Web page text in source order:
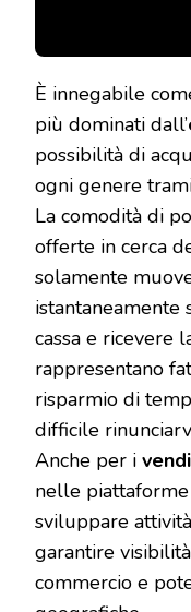
È innegabile
più dominati dall’
possibilità di
ogni genere
La comodità di
offerte in cerca
solamente
istantaneamente
cassa e ricevere
rappresentano
risparmio di
difficile
Anche per i
nelle
sviluppare
garantire
commercio e